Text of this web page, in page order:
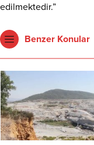
edilmektedir.”
Benzer Konular